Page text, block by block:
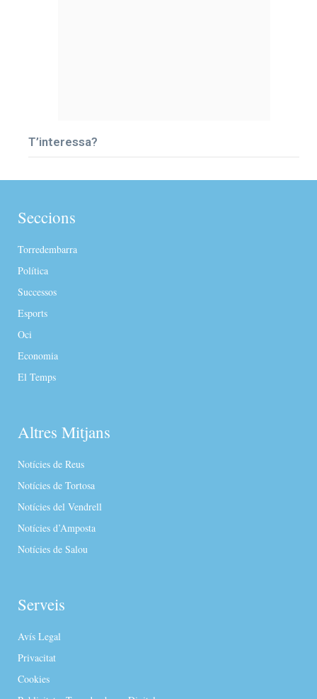
T’interessa?
Seccions
Torredembarra
Política
Successos
Esports
Oci
Economia
El Temps
Altres Mitjans
Notícies de Reus
Notícies de Tortosa
Notícies del Vendrell
Notícies d’Amposta
Notícies de Salou
Serveis
Avís Legal
Privacitat
Cookies